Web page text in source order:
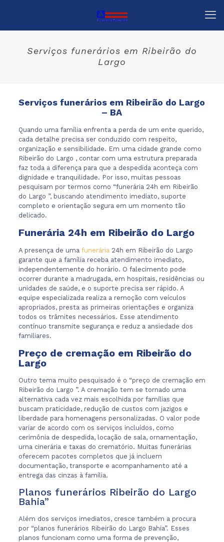
Serviços funerários em Ribeirão do
Largo
Serviços funerários em Ribeirão do Largo
– BA
Quando uma família enfrenta a perda de um ente querido,
cada detalhe precisa ser conduzido com respeito,
organização e sensibilidade. Em uma cidade grande como
Ribeirão do Largo , contar com uma estrutura preparada
faz toda a diferença para que a despedida aconteça com
dignidade e tranquilidade. Por isso, muitas pessoas
pesquisam por termos como “funerária 24h em Ribeirão
do Largo ”, buscando atendimento imediato, suporte
completo e orientação segura em um momento tão
delicado.
Funerária 24h em Ribeirão do Largo
A presença de uma funerária24h em Ribeirão do Largo
garante que a família receba atendimento imediato,
independentemente do horário. O falecimento pode
ocorrer durante a madrugada, em hospitais, residências ou
unidades de saúde, e o suporte precisa ser rápido. A
equipe especializada realiza a remoção com veículos
apropriados, presta as primeiras orientações e organiza
todos os trâmites necessários. Esse atendimento
contínuo transmite segurança e reduz a ansiedade dos
familiares.
Preço de cremação em Ribeirão do
Largo
Outro tema muito pesquisado é o “preço de cremação em
Ribeirão do Largo ”. A cremação tem se tornado uma
alternativa cada vez mais escolhida por famílias que
buscam praticidade, redução de custos com jazigos e
liberdade para homenagens personalizadas. O valor pode
variar de acordo com os serviços incluídos, como
cerimônia de despedida, locação de sala, ornamentação,
urna cinerária e taxas do crematório. Muitas funerárias
oferecem pacotes completos que já incluem
documentação, transporte e acompanhamento até a
entrega das cinzas à família.
Planos funerários Ribeirão do Largo
Bahia”
Além dos serviços imediatos, cresce também a procura
por “planos funerários Ribeirão do Largo Bahia”. Esses
planos funcionam como uma forma de prevenção,